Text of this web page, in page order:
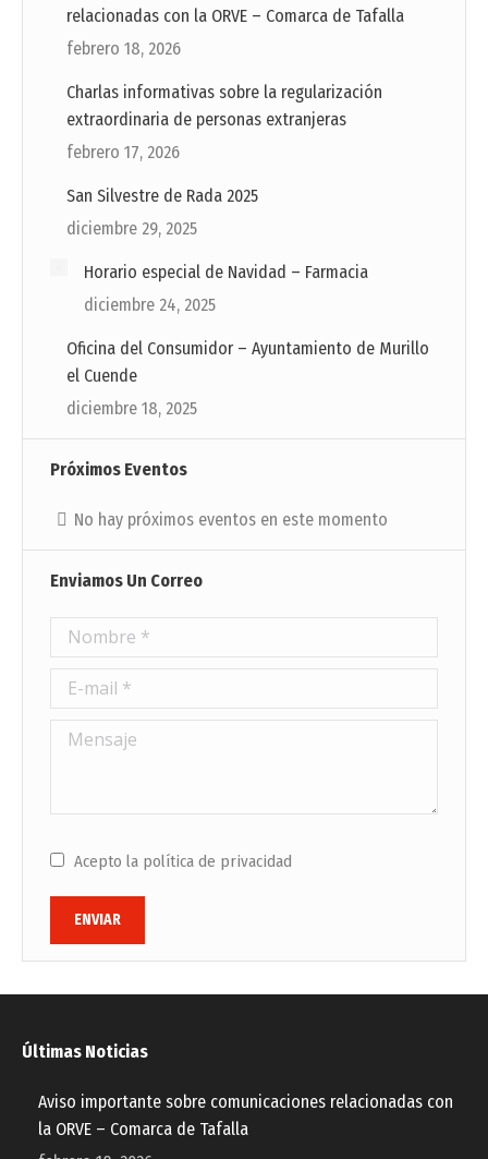
relacionadas con la ORVE – Comarca de Tafalla
febrero 18, 2026
Charlas informativas sobre la regularización
extraordinaria de personas extranjeras
febrero 17, 2026
San Silvestre de Rada 2025
diciembre 29, 2025
Horario especial de Navidad – Farmacia
diciembre 24, 2025
Oficina del Consumidor – Ayuntamiento de Murillo
el Cuende
diciembre 18, 2025
Próximos Eventos
No hay próximos eventos en este momento
Enviamos Un Correo
Nombre *
E-mail *
Mensaje
Acepto la política de privacidad
ENVIAR
Últimas Noticias
Aviso importante sobre comunicaciones relacionadas con
la ORVE – Comarca de Tafalla